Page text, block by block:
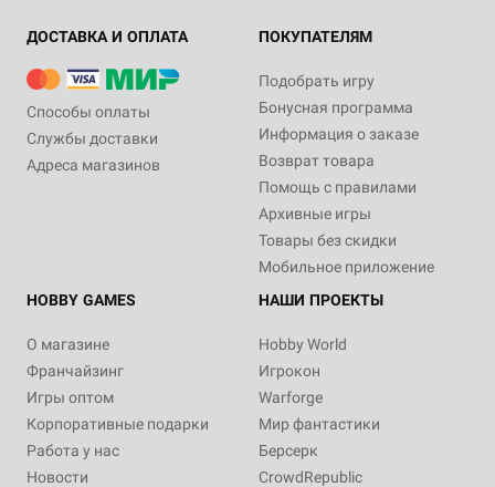
ДОСТАВКА И ОПЛАТА
Способы оплаты
Службы доставки
Адреса магазинов
ПОКУПАТЕЛЯМ
Подобрать игру
Бонусная программа
Информация о заказе
Возврат товара
Помощь с правилами
Архивные игры
Товары без скидки
Мобильное приложение
HOBBY GAMES
О магазине
Франчайзинг
Игры оптом
Корпоративные подарки
Работа у нас
Новости
НАШИ ПРОЕКТЫ
Hobby World
Игрокон
Warforge
Мир фантастики
Берсерк
CrowdRepublic